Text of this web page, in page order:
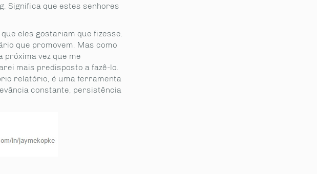
Significa que estes senhores
eles gostariam que fizesse.
que promovem. Mas como
vez que me
mais predisposto a fazê-lo.
relatório, é uma ferramenta
constante, persistência